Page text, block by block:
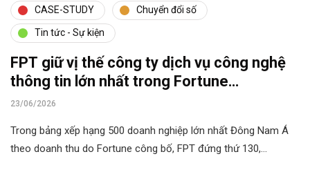
CASE-STUDY Chuyển đổi số
Tin tức - Sự kiện
FPT giữ vị thế công ty dịch vụ công nghệ
thông tin lớn nhất trong Fortune
Southeast Asia 500
23/06/2026
Trong bảng xếp hạng 500 doanh nghiệp lớn nhất Đông Nam Á
theo doanh thu do Fortune công bố, FPT đứng thứ 130,…